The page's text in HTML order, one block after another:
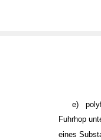
e)
Fuhrhop
eines